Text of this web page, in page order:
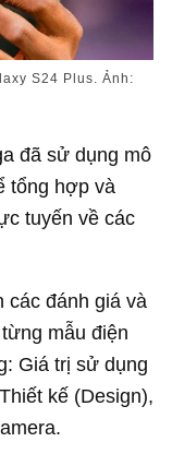
S24 Plus. Ảnh:
đã sử dụng mô
tổng hợp và
tuyến về các
các đánh giá và
mẫu điện
Giá trị sử dụng
kế (Design),